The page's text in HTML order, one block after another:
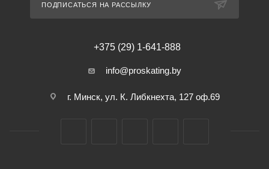
ПОДПИСАТЬСЯ НА РАССЫЛКУ
+375 (29) 1-641-888
info@proskating.by
г. Минск, ул. К. Либкнехта, 127 оф.69